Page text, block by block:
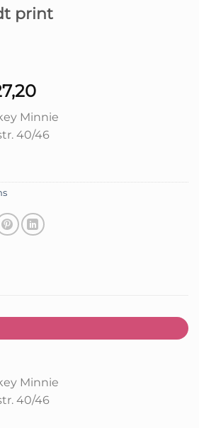
print
Den
aktuelle
pris
er:
Minnie
40/46
Minnie
40/46